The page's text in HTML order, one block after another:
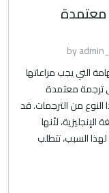
معتمدة
التي يجب مراعاتها
ترجمة معتمدة
من الترجمات. قد
لأنها
السبب، تتطلب